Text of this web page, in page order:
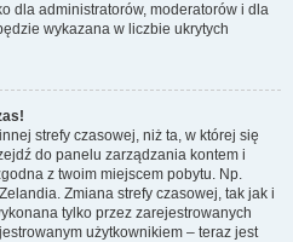
dla administratorów, moderatorów i dla
wykazana w liczbie ukrytych
strefy czasowej, niż ta, w której się
do panelu zarządzania kontem i
z twoim miejscem pobytu. Np.
Zmiana strefy czasowej, tak jak i
tylko przez zarejestrowanych
użytkownikiem – teraz jest